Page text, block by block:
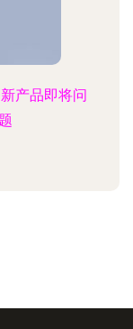
产品即将问